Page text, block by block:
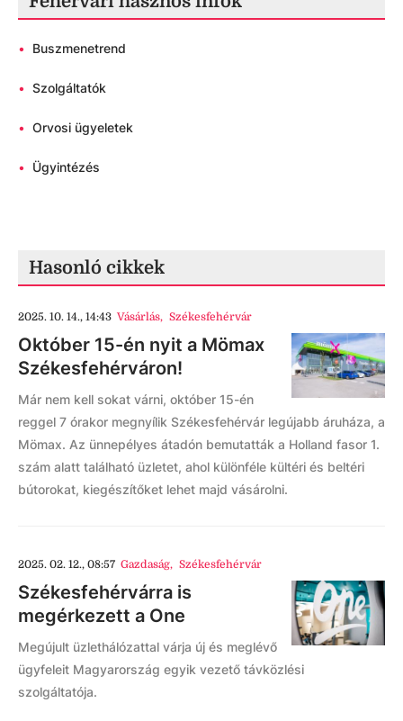
• Buszmenetrend
• Szolgáltatók
• Orvosi ügyeletek
• Ügyintézés
Hasonló cikkek
2025. 10. 14., 14:43 Vásárlás, Székesfehérvár
Október 15-én nyit a Mömax
Székesfehérváron!
Már nem kell sokat várni, október 15-én
reggel 7 órakor megnyílik Székesfehérvár legújabb áruháza, a
Mömax. Az ünnepélyes átadón bemutatták a Holland fasor 1.
szám alatt található üzletet, ahol különféle kültéri és beltéri
bútorokat, kiegészítőket lehet majd vásárolni.
2025. 02. 12., 08:57 Gazdaság, Székesfehérvár
Székesfehérvárra is
megérkezett a One
Megújult üzlethálózattal várja új és meglévő
ügyfeleit Magyarország egyik vezető távközlési
szolgáltatója.